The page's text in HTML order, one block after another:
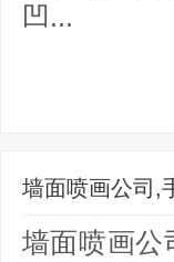
凹...
墙面喷画公司,
墙面喷画公